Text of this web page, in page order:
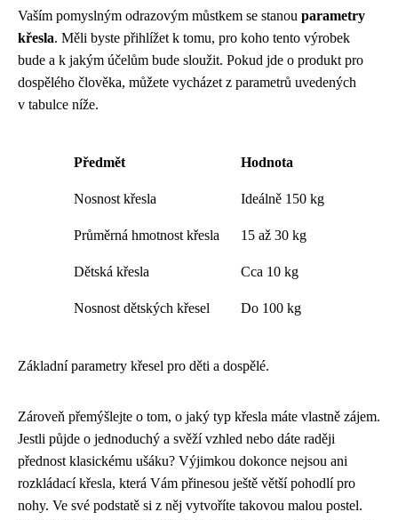
Vaším pomyslným odrazovým můstkem se stanou parametry
křesla. Měli byste přihlížet k tomu, pro koho tento výrobek
bude a k jakým účelům bude sloužit. Pokud jde o produkt pro
dospělého člověka, můžete vycházet z parametrů uvedených
v tabulce níže.
Předmět Hodnota
Nosnost křesla Ideálně 150 kg
Průměrná hmotnost křesla 15 až 30 kg
Dětská křesla Cca 10 kg
Nosnost dětských křesel Do 100 kg
Základní parametry křesel pro děti a dospělé.
Zároveň přemýšlejte o tom, o jaký typ křesla máte vlastně zájem.
Jestli půjde o jednoduchý a svěží vzhled nebo dáte raději
přednost klasickému ušáku? Výjimkou dokonce nejsou ani
rozkládací křesla, která Vám přinesou ještě větší pohodlí pro
nohy. Ve své podstatě si z něj vytvoříte takovou malou postel.